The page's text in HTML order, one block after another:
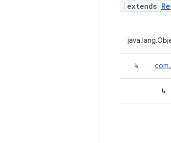
extends
↳
↳